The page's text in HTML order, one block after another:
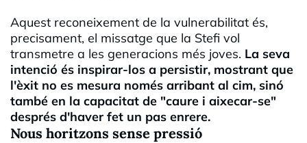
Aquest reconeixement de la vulnerabilitat és,
precisament, el missatge que la Stefi vol
transmetre a les generacions més joves. La seva
intenció és inspirar-los a persistir, mostrant que
l'èxit no es mesura només arribant al cim, sinó
també en la capacitat de "caure i aixecar-se"
després d'haver fet un pas enrere.
Nous horitzons sense pressió